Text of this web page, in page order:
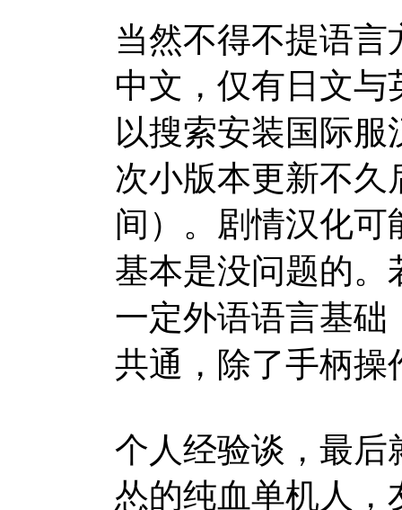
当然不得不提语
中文，仅有日文与
以搜索安装国际
次小版本更新不
间）。剧情汉化
基本是没问题的。
一定外语语言基础
共通，除了手柄操
个人经验谈，最后
怂的纯血单机人，